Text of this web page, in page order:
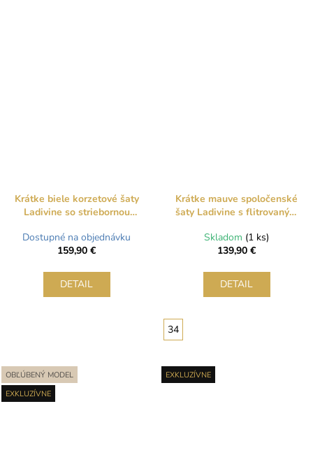
Krátke biele korzetové šaty
Ladivine so striebornou
Dostupné na objednávku
159,90 €
DETAIL
Krátke mauve spoločenské
šaty Ladivine s flitrovaným
Skladom (1 ks)
139,90 €
DETAIL
34
OBĽÚBENÝ MODEL
EXKLUZÍVNE
EXKLUZÍVNE